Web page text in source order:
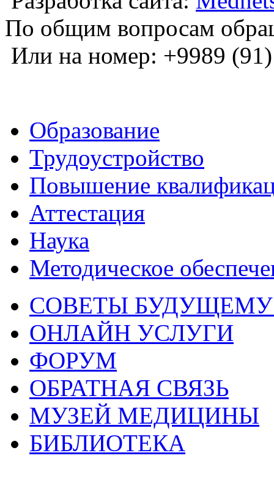
По общим вопросам
Или на номер: +9989
Образование
Трудоустройство
Повышение
Аттестация
Наука
Методическое
СОВЕТЫ
ОНЛАЙН УСЛУГИ
ФОРУМ
ОБРАТНАЯ СВЯЗЬ
МУЗЕЙ МЕДИЦИНЫ
БИБЛИОТЕКА